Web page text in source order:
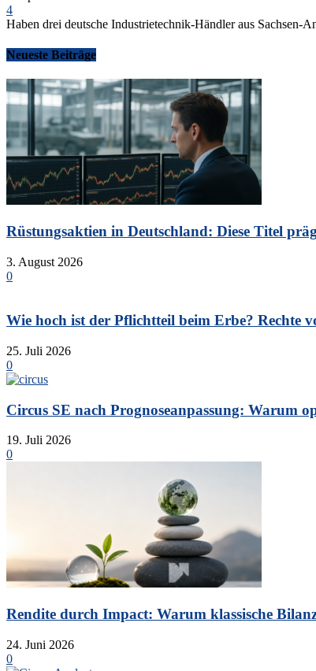
4
Haben drei deutsche Industrietechnik-Händler aus
Neueste Beiträge
Rüstungsaktien in Deutschland: Diese Titel
3. August 2026
0
Wie hoch ist der Pflichtteil beim Erbe? Rechte
25. Juli 2026
0
Circus SE nach Prognoseanpassung: Warum
19. Juli 2026
0
Rendite durch Impact: Warum klassische
24. Juni 2026
0